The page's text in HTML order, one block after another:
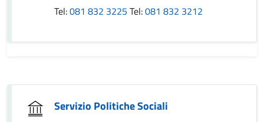
Tel:081 832 3225 Tel:081 832 3212
Servizio Politiche Sociali